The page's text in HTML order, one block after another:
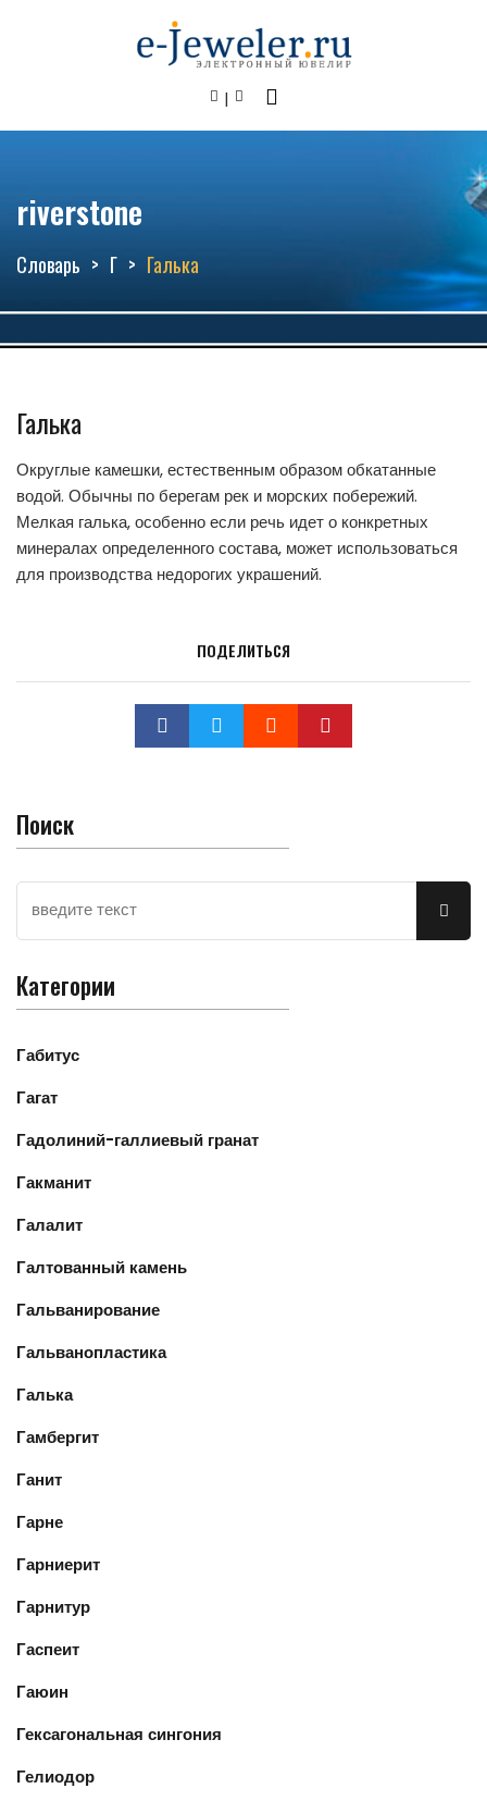
riverstone
Словарь Г Галька
Галька
Округлые камешки, естественным образом обкатанные
водой. Обычны по берегам рек и морских побережий.
Мелкая галька, особенно если речь идет о конкретных
минералах определенного состава, может использоваться
для производства недорогих украшений.
ПОДЕЛИТЬСЯ
Поиск
Категории
Габитус
Гагат
Гадолиний-галлиевый гранат
Гакманит
Галалит
Галтованный камень
Гальванирование
Гальванопластика
Галька
Гамбергит
Ганит
Гарне
Гарниерит
Гарнитур
Гаспеит
Гаюин
Гексагональная сингония
Гелиодор